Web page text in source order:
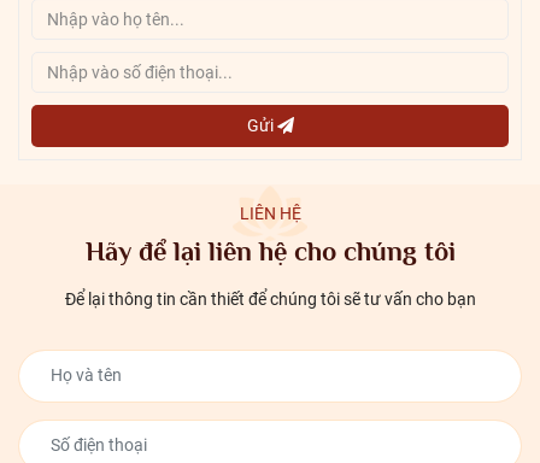
Gửi
LIÊN HỆ
Hãy để lại liên hệ cho chúng tôi
Để lại thông tin cần thiết để chúng tôi sẽ tư vấn cho bạn